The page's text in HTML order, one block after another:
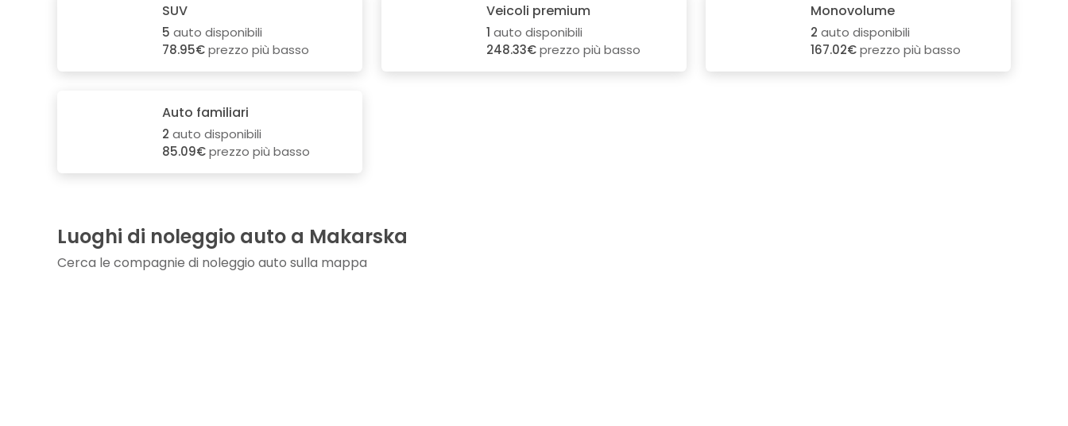
SUV
5 auto disponibili
78.95€prezzo più basso
Veicoli premium
1 auto disponibili
248.33€prezzo più basso
Monovolume
2 auto disponibili
167.02€prezzo più basso
Auto familiari
2 auto disponibili
85.09€prezzo più basso
Luoghi di noleggio auto a Makarska
Cerca le compagnie di noleggio auto sulla mappa